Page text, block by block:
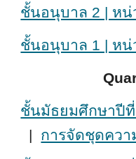
ชั้นอนุบาล 2 | หน่
ชั้นอนุบาล 1 | ห
ชั้นมัธยมศึกษาปีที่
| การจัดชุดควา